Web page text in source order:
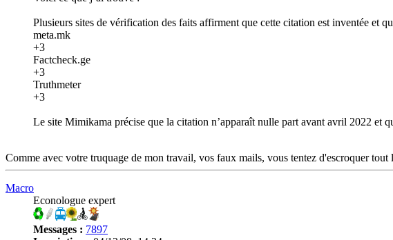
Plusieurs sites de vérification des faits affirment que cette citation est inventée et
meta.mk
+3
Factcheck.ge
+3
Truthmeter
+3
Le site Mimikama précise que la citation n’apparaît nulle part avant avril 2022 et
Comme avec votre truquage de mon travail, vos faux mails, vous tentez d'escroquer
Macro
Econologue expert
Messages : 7897